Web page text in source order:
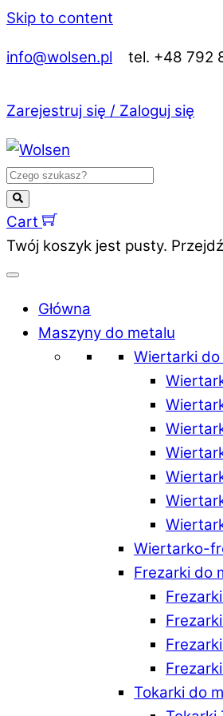
Skip to content
info@wolsen.pl tel. +48 792
Zarejestruj się / Zaloguj się
Cart
Twój koszyk jest pusty.
Główna
Maszyny do metalu
Wiertarki do
Wiertarko-
Frezarki do
Tokarki do